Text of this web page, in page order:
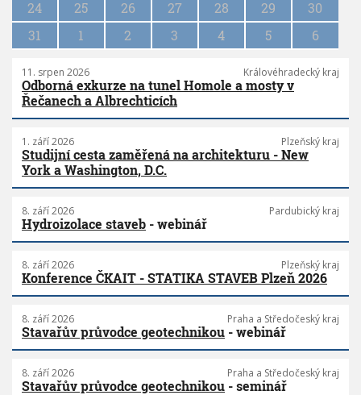
24
25 26 27 28 29
30
31
1 2 3 4 5 6
11. srpen 2026 Královéhradecký kraj
Odborná exkurze na tunel Homole a mosty v
Řečanech a Albrechticích
1. září 2026 Plzeňský kraj
Studijní cesta zaměřená na architekturu - New
York a Washington, D.C.
8. září 2026 Pardubický kraj
Hydroizolace staveb - webinář
8. září 2026 Plzeňský kraj
Konference ČKAIT - STATIKA STAVEB Plzeň 2026
8. září 2026 Praha a Středočeský kraj
Stavařův průvodce geotechnikou - webinář
8. září 2026 Praha a Středočeský kraj
Stavařův průvodce geotechnikou - seminář